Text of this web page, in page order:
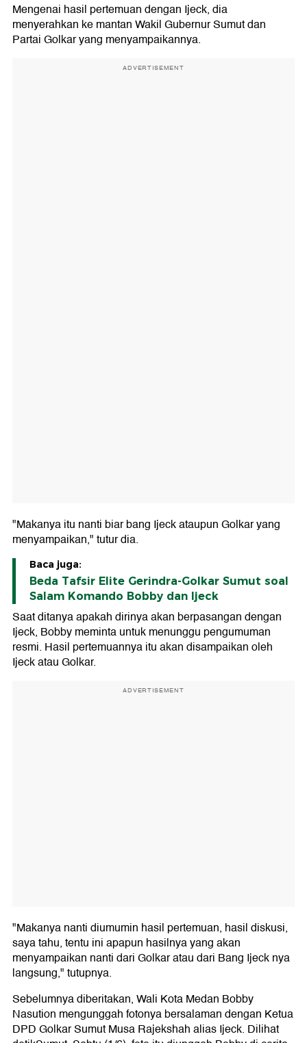
Mengenai hasil pertemuan dengan Ijeck, dia
menyerahkan ke mantan Wakil Gubernur Sumut dan
Partai Golkar yang menyampaikannya.
ADVERTISEMENT
"Makanya itu nanti biar bang Ijeck ataupun Golkar yang
menyampaikan," tutur dia.
Baca juga:
Beda Tafsir Elite Gerindra-Golkar Sumut soal
Salam Komando Bobby dan Ijeck
Saat ditanya apakah dirinya akan berpasangan dengan
Ijeck, Bobby meminta untuk menunggu pengumuman
resmi. Hasil pertemuannya itu akan disampaikan oleh
Ijeck atau Golkar.
ADVERTISEMENT
"Makanya nanti diumumin hasil pertemuan, hasil diskusi,
saya tahu, tentu ini apapun hasilnya yang akan
menyampaikan nanti dari Golkar atau dari Bang Ijeck nya
langsung," tutupnya.
Sebelumnya diberitakan, Wali Kota Medan Bobby
Nasution mengunggah fotonya bersalaman dengan Ketua
DPD Golkar Sumut Musa Rajekshah alias Ijeck. Dilihat